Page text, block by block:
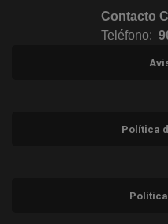
Contacto
Teléfono:
Política